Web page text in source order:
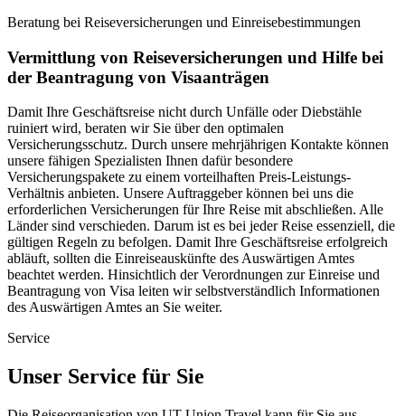
Beratung bei Reiseversicherungen und Einreisebestimmungen
Vermittlung von Reiseversicherungen und Hilfe bei
der Beantragung von Visaanträgen
Damit Ihre Geschäftsreise nicht durch Unfälle oder Diebstähle
ruiniert wird, beraten wir Sie über den optimalen
Versicherungsschutz. Durch unsere mehrjährigen Kontakte können
unsere fähigen Spezialisten Ihnen dafür besondere
Versicherungspakete zu einem vorteilhaften Preis-Leistungs-
Verhältnis anbieten. Unsere Auftraggeber können bei uns die
erforderlichen Versicherungen für Ihre Reise mit abschließen. Alle
Länder sind verschieden. Darum ist es bei jeder Reise essenziell, die
gültigen Regeln zu befolgen. Damit Ihre Geschäftsreise erfolgreich
abläuft, sollten die Einreiseauskünfte des Auswärtigen Amtes
beachtet werden. Hinsichtlich der Verordnungen zur Einreise und
Beantragung von Visa leiten wir selbstverständlich Informationen
des Auswärtigen Amtes an Sie weiter.
Service
Unser Service für Sie